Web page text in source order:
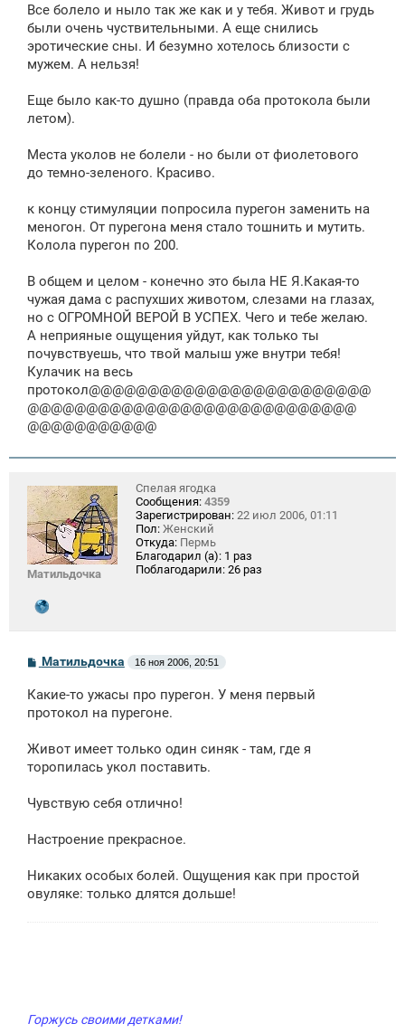
Все болело и ныло так же как и у тебя. Живот и грудь
были очень чуствительными. А еще снились
эротические сны. И безумно хотелось близости с
мужем. А нельзя!
Еще было как-то душно (правда оба протокола были
летом).
Места уколов не болели - но были от фиолетового
до темно-зеленого. Красиво.
к концу стимуляции попросила пурегон заменить на
меногон. От пурегона меня стало тошнить и мутить.
Колола пурегон по 200.
В общем и целом - конечно это была НЕ Я.Какая-то
чужая дама с распухших животом, слезами на глазах,
но с ОГРОМНОЙ ВЕРОЙ В УСПЕХ. Чего и тебе желаю.
А неприяные ощущения уйдут, как только ты
почувствуешь, что твой малыш уже внутри тебя!
Кулачик на весь
протокол@@@@@@@@@@@@@@@@@@@@@@@@
@@@@@@@@@@@@@@@@@@@@@@@@@@@@
@@@@@@@@@@@
Матильдочка
Спелая ягодка
Сообщения: 4359
Зарегистрирован: 22 июл 2006, 01:11
Пол: Женский
Откуда: Пермь
Благодарил (а): 1 раз
Поблагодарили: 26 раз
С
о
б
щ
е
и
Матильдочка 16 ноя 2006, 20:51
Какие-то ужасы про пурегон. У меня первый
протокол на пурегоне.
Живот имеет только один синяк - там, где я
торопилась укол поставить.
Чувствую себя отлично!
Настроение прекрасное.
Никаких особых болей. Ощущения как при простой
овуляке: только длятся дольше!
Горжусь своими детками!